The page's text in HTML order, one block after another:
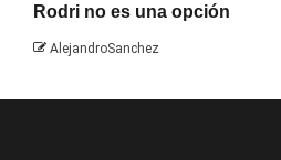
Rodri no es una opción
AlejandroSanchez